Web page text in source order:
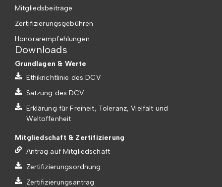
Mitgliedsbeiträge
Zertifizierungsgebühren
Honorarempfehlungen
Downloads
Grundlagen & Werte
Ethikrichtlinie des DCV
Satzung des DCV
Erklärung für Freiheit, Toleranz, Vielfalt und
Weltoffenheit
Mitgliedschaft & Zertifizierung
Antrag auf Mitgliedschaft
Zertifizierungsordnung
Zertifizierungsantrag